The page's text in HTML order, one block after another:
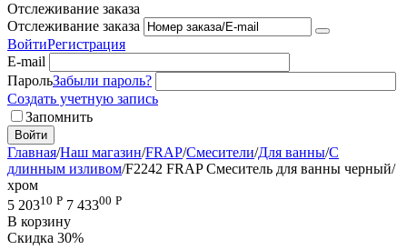
Отслеживание заказа
Отслеживание заказа
ВойтиРегистрация
E-mail
ПарольЗабыли пароль?
Создать учетную запись
Запомнить
Войти
Главная/Наш магазин/FRAP/Смесители/Для ванны/С
длинным изливом/F2242 FRAP Смеситель для ванны черный/
хром
5 20310 Р 7 43300 Р
В корзину
Скидка 30%